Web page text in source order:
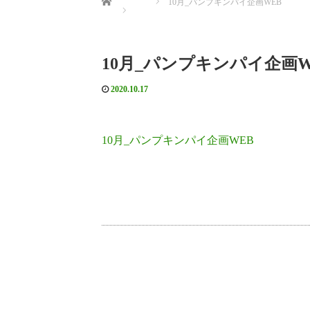
10月_パンプキンパイ企画WEB
10月_パンプキンパイ企画
2020.10.17
10月_パンプキンパイ企画WEB